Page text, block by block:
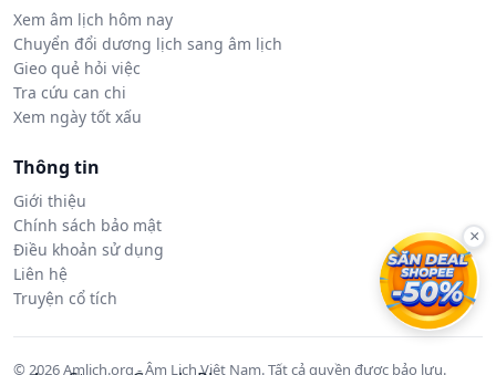
Xem âm lịch hôm nay
Chuyển đổi dương lịch sang âm lịch
Gieo quẻ hỏi việc
Tra cứu can chi
Xem ngày tốt xấu
Thông tin
Giới thiệu
Chính sách bảo mật
Điều khoản sử dụng
Liên hệ
Truyện cổ tích
© 2026 Amlich.org - Âm Lịch Việt Nam. Tất cả quyền được bảo lưu.
×